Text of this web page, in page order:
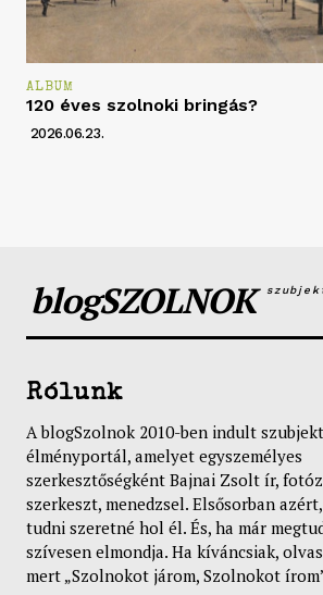
ALBUM
120 éves szolnoki bringás?
2026.06.23.
blogSZOLNOK
Rólunk
A blogSzolnok 2010-ben indult
élményportál, amelyet egyszemélyes
szerkesztőségként Bajnai Zsolt ír,
szerkeszt, menedzsel. Elsősorban
tudni szeretné hol él. És, ha már
szívesen elmondja. Ha kíváncsiak,
mert „Szolnokot járom, Szolnokot